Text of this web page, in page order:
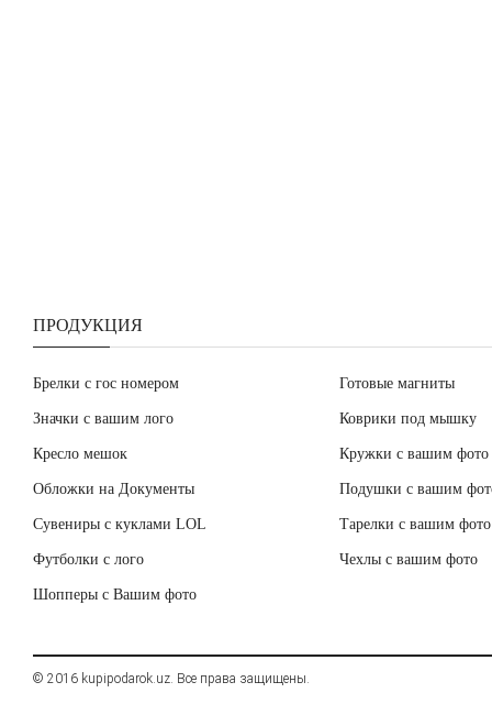
ПРОДУКЦИЯ
Брелки с гос номером Готовые магниты
Значки с вашим лого Коврики под мышку
Кресло мешок Кружки с вашим фото
Обложки на Документы Подушки с вашим
Сувениры с куклами LOL Тарелки с вашим фото
Футболки с лого Чехлы с вашим фото
Шопперы с Вашим фото
© 2016 kupipodarok.uz. Все права защищены.